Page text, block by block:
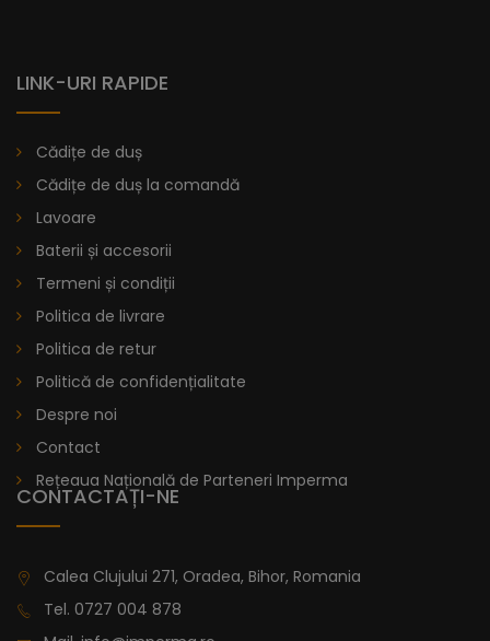
LINK-URI RAPIDE
Cădițe de duș
Cădițe de duș la comandă
Lavoare
Baterii și accesorii
Termeni și condiții
Politica de livrare
Politica de retur
Politică de confidențialitate
Despre noi
Contact
Rețeaua Națională de Parteneri Imperma
CONTACTAȚI-NE
Calea Clujului 271, Oradea, Bihor, Romania
Tel. 0727 004 878